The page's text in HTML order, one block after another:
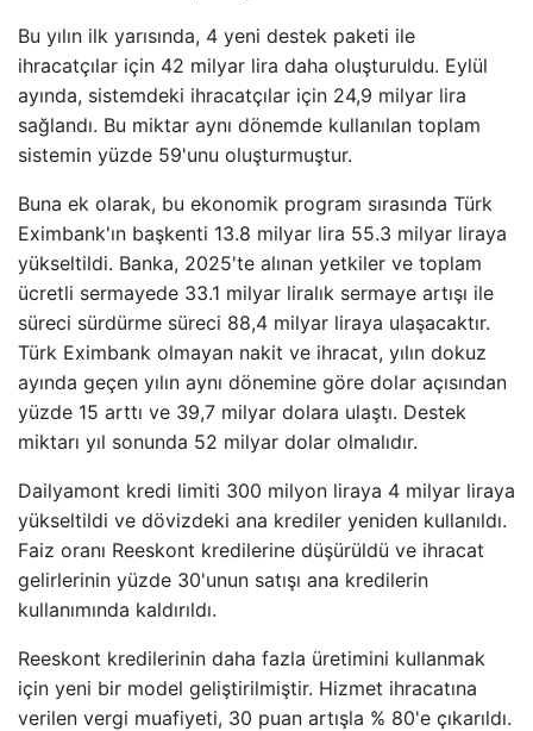
Bu yılın ilk yarısında, 4 yeni destek paketi ile
ihracatçılar için 42 milyar lira daha oluşturuldu. Eylül
ayında, sistemdeki ihracatçılar için 24,9 milyar lira
sağlandı. Bu miktar aynı dönemde kullanılan toplam
sistemin yüzde 59'unu oluşturmuştur.
Buna ek olarak, bu ekonomik program sırasında Türk
Eximbank'ın başkenti 13.8 milyar lira 55.3 milyar liraya
yükseltildi. Banka, 2025'te alınan yetkiler ve toplam
ücretli sermayede 33.1 milyar liralık sermaye artışı ile
süreci sürdürme süreci 88,4 milyar liraya ulaşacaktır.
Türk Eximbank olmayan nakit ve ihracat, yılın dokuz
ayında geçen yılın aynı dönemine göre dolar açısından
yüzde 15 arttı ve 39,7 milyar dolara ulaştı. Destek
miktarı yıl sonunda 52 milyar dolar olmalıdır.
Dailyamont kredi limiti 300 milyon liraya 4 milyar liraya
yükseltildi ve dövizdeki ana krediler yeniden kullanıldı.
Faiz oranı Reeskont kredilerine düşürüldü ve ihracat
gelirlerinin yüzde 30'unun satışı ana kredilerin
kullanımında kaldırıldı.
Reeskont kredilerinin daha fazla üretimini kullanmak
için yeni bir model geliştirilmiştir. Hizmet ihracatına
verilen vergi muafiyeti, 30 puan artışla % 80'e çıkarıldı.